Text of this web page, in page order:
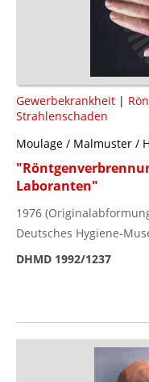
Gewerbekrankheit |
Strahlenschaden
Moulage / Malmuster /
Laboranten"
1976
Deutsches Hygiene-
DHMD 1992/1237